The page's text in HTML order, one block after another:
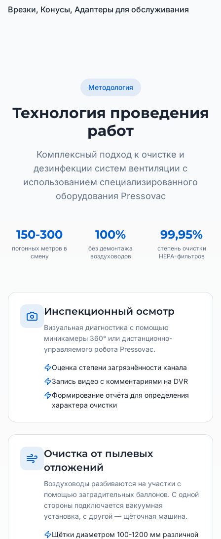
Врезки, Конусы, Адаптеры для обслуживания
Методология
Технология проведения
работ
Комплексный подход к очистке и
дезинфекции систем вентиляции с
использованием специализированного
оборудования Pressovac
150-300
погонных метров в
смену
100%
без демонтажа
воздуховодов
99,95%
степень очистки
HEPA-фильтров
Инспекционный осмотр
Визуальная диагностика с помощью
миникамеры 360° или дистанционно-
управляемого робота Pressovac.
Оценка степени загрязнённости канала
Запись видео с комментариями на DVR
Формирование отчёта для определения
характера очистки
Очистка от пылевых
отложений
Воздуховоды разбиваются на участки с
помощью заградительных баллонов. С одной
стороны подключается вакуумная
установка, с другой — щёточная машина.
Щётки диаметром 100-1200 мм различной